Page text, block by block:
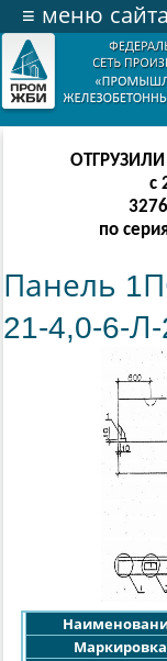
≡ меню сайта
с
по
Панель
21-4,0-6-
Маркировка